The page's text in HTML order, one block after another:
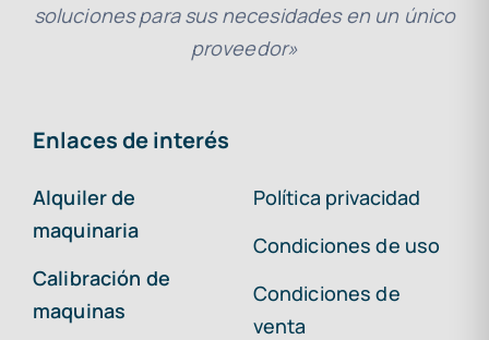
soluciones para sus necesidades en un único
proveedor»
Enlaces de interés
Alquiler de
maquinaria
Calibración de
maquinas
Política privacidad
Condiciones de uso
Condiciones de
venta